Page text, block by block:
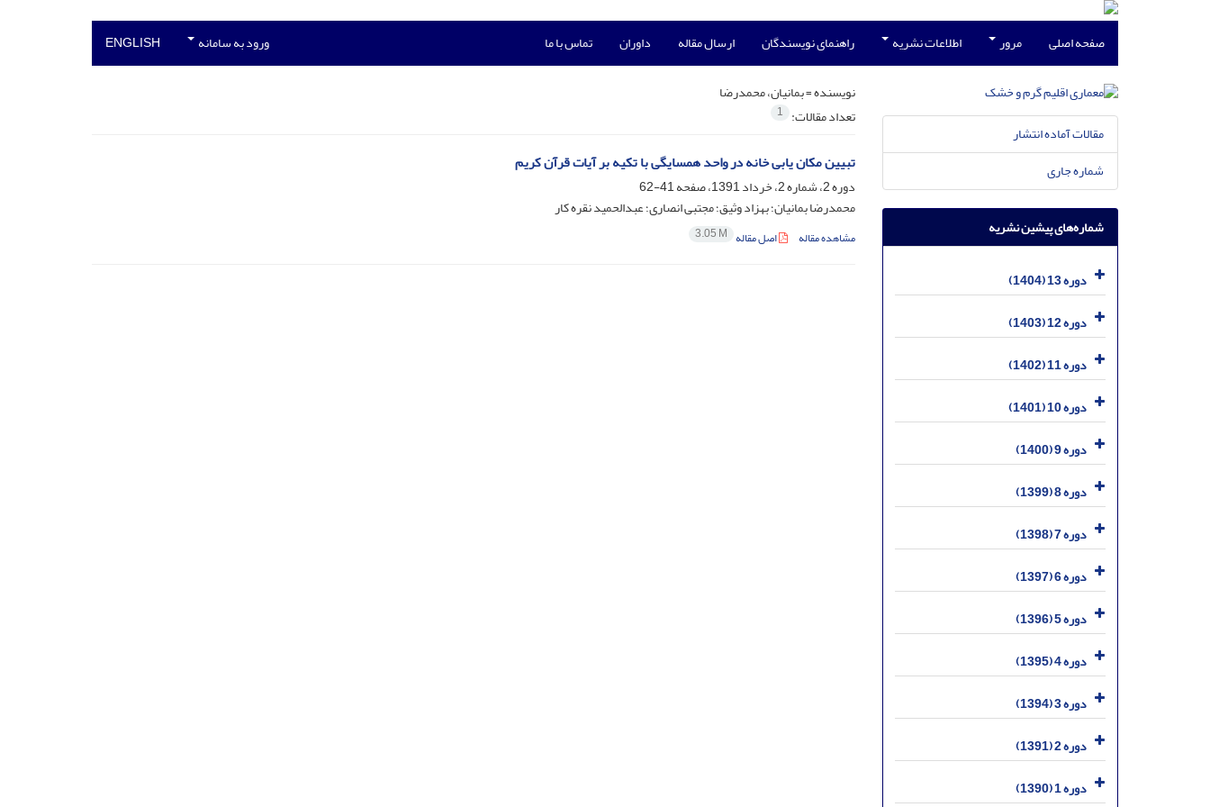
صفحه اصلی مرور اطلاعات نشریه راهنمای نویسندگان ارسال مقاله داوران تماس با ما ورود به سامانه ENGLISH
نویسنده =بمانیان، محمدرضا
تعداد مقالات: 1
تبیین مکان یابی خانه در واحد همسایگی با تکیه بر آیات قرآن کریم
دوره 2، شماره 2، خرداد 1391، صفحه
41-62
محمدرضا بمانیان؛ بهزاد وثیق؛ مجتبی انصاری؛ عبدالحمید نقره کار
مشاهده مقاله اصل مقاله 3.05 M
مقالات آماده انتشار
شماره جاری
شماره‌های پیشین نشریه
دوره 13 (1404)
دوره 12 (1403)
دوره 11 (1402)
دوره 10 (1401)
دوره 9 (1400)
دوره 8 (1399)
دوره 7 (1398)
دوره 6 (1397)
دوره 5 (1396)
دوره 4 (1395)
دوره 3 (1394)
دوره 2 (1391)
دوره 1 (1390)